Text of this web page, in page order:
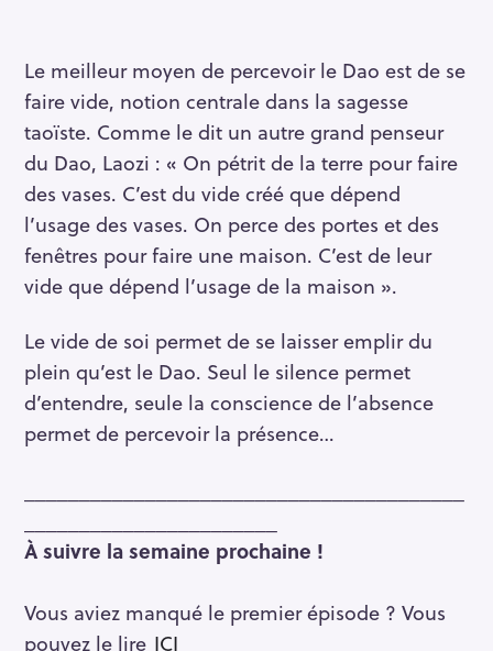
Le meilleur moyen de percevoir le Dao est de se
faire vide, notion centrale dans la sagesse
taoïste. Comme le dit un autre grand penseur
du Dao, Laozi : « On pétrit de la terre pour faire
des vases. C’est du vide créé que dépend
l’usage des vases. On perce des portes et des
fenêtres pour faire une maison. C’est de leur
vide que dépend l’usage de la maison ».
Le vide de soi permet de se laisser emplir du
plein qu’est le Dao. Seul le silence permet
d’entendre, seule la conscience de l’absence
permet de percevoir la présence…
À suivre la semaine prochaine !
Vous aviez manqué le premier épisode ? Vous
pouvez le lire ICI